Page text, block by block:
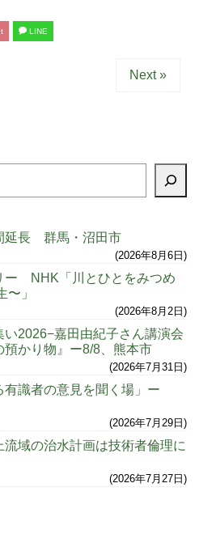
LINE
Next »
延長 群馬・沼田市
2026年8月6日
ー NHK「川とひとをみつめ
」
2026年8月2日
2026−嘉田由紀子さん講演会
預かり物』ー8/8、熊本市
2026年7月31日
識者の意見を聞く場」ー
2026年7月29日
域の治水計画は技術者倫理に
2026年7月27日